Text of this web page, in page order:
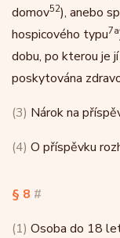
domov52), anebo
hospicového typu7a
dobu, po kterou je
poskytována
(3) Nárok na
(4) O příspěvku
§ 8 #
(1) Osoba do 18